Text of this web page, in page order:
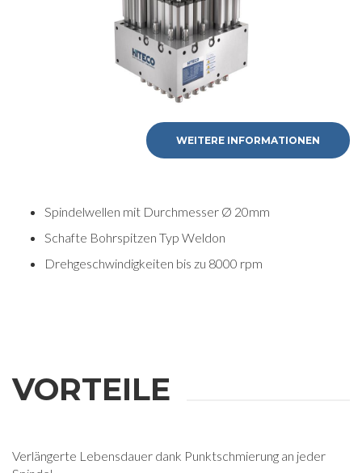
WEITERE INFORMATIONEN
Spindelwellen mit Durchmesser Ø 20mm
Schafte Bohrspitzen Typ Weldon
Drehgeschwindigkeiten bis zu 8000 rpm
VORTEILE
Verlängerte Lebensdauer dank Punktschmierung an jeder